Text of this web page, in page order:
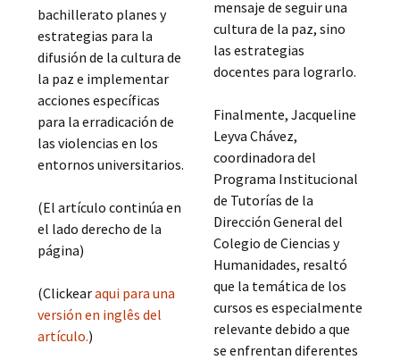
bachillerato planes y
estrategias para la
difusión de la cultura de
la paz e implementar
acciones específicas
para la erradicación de
las violencias en los
entornos universitarios.
(El artículo continúa en
el lado derecho de la
página)
(Clickearaqui para una
versión en inglês del
artículo.)
mensaje de seguir una
cultura de la paz, sino
las estrategias
docentes para lograrlo.
Finalmente, Jacqueline
Leyva Chávez,
coordinadora del
Programa Institucional
de Tutorías de la
Dirección General del
Colegio de Ciencias y
Humanidades, resaltó
que la temática de los
cursos es especialmente
relevante debido a que
se enfrentan diferentes